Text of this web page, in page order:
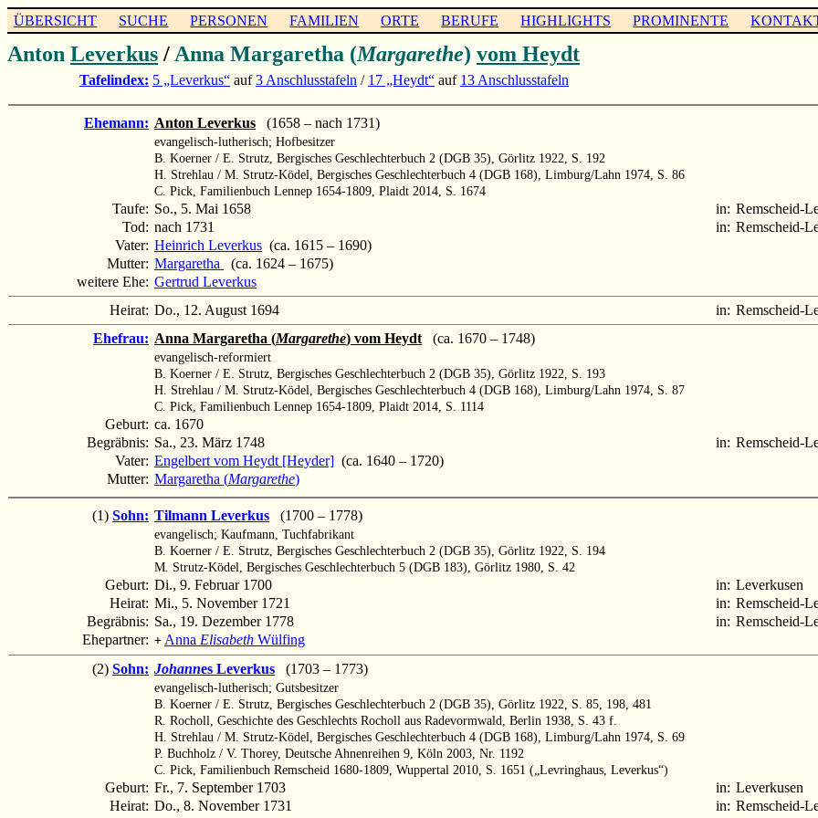
ÜBERSICHT SUCHE PERSONEN FAMILIEN ORTE BERUFE HIGHLIGHTS PROMINENTE
Anton Leverkus / Anna Margaretha (Margarethe) vom Heydt
Tafelindex: 5 „Leverkus“ auf3 Anschlusstafeln / 17 „Heydt“ auf 13 Anschlusstafeln
Ehemann: Anton Leverkus (1658 – nach 1731)
evangelisch-lutherisch; Hofbesitzer
B. Koerner / E. Strutz, Bergisches Geschlechterbuch 2 (DGB 35), Görlitz 1922, S. 192
H. Strehlau / M. Strutz-Ködel, Bergisches Geschlechterbuch 4 (DGB 168), Limburg/Lahn 1974, S. 86
C. Pick, Familienbuch Lennep 1654-1809, Plaidt 2014, S. 1674
Taufe: So., 5. Mai 1658 in: Remscheid-
Tod: nach 1731 in: Remscheid-
Vater: Heinrich Leverkus (ca. 1615 – 1690)
Mutter: Margaretha
(ca. 1624 – 1675)
weitere Ehe: Gertrud Leverkus
Heirat: Do., 12. August 1694 in: Remscheid-
Ehefrau: Anna Margaretha (Margarethe) vom Heydt (ca. 1670 – 1748)
evangelisch-reformiert
B. Koerner / E. Strutz, Bergisches Geschlechterbuch 2 (DGB 35), Görlitz 1922, S. 193
H. Strehlau / M. Strutz-Ködel, Bergisches Geschlechterbuch 4 (DGB 168), Limburg/Lahn 1974, S. 87
C. Pick, Familienbuch Lennep 1654-1809, Plaidt 2014, S. 1114
Geburt: ca. 1670
Begräbnis: Sa., 23. März 1748 in: Remscheid-
Vater: Engelbert vom Heydt [Heyder] (ca. 1640 – 1720)
Mutter: Margaretha (Margarethe)
(1) Sohn: Tilmann Leverkus (1700 – 1778)
evangelisch; Kaufmann, Tuchfabrikant
B. Koerner / E. Strutz, Bergisches Geschlechterbuch 2 (DGB 35), Görlitz 1922, S. 194
M. Strutz-Ködel, Bergisches Geschlechterbuch 5 (DGB 183), Görlitz 1980, S. 42
Geburt: Di., 9. Februar 1700 in: Leverkusen
Heirat: Mi., 5. November 1721 in: Remscheid-
Begräbnis: Sa., 19. Dezember 1778 in: Remscheid-
Ehepartner: + Anna Elisabeth Wülfing
(2) Sohn: Johannes Leverkus (1703 – 1773)
evangelisch-lutherisch; Gutsbesitzer
B. Koerner / E. Strutz, Bergisches Geschlechterbuch 2 (DGB 35), Görlitz 1922, S. 85, 198, 481
R. Rocholl, Geschichte des Geschlechts Rocholl aus Radevormwald, Berlin 1938, S. 43 f.
H. Strehlau / M. Strutz-Ködel, Bergisches Geschlechterbuch 4 (DGB 168), Limburg/Lahn 1974, S. 69
P. Buchholz / V. Thorey, Deutsche Ahnenreihen 9, Köln 2003, Nr. 1192
C. Pick, Familienbuch Remscheid 1680-1809, Wuppertal 2010, S. 1651 („Levringhaus, Leverkus“)
Geburt: Fr., 7. September 1703 in: Leverkusen
Heirat: Do., 8. November 1731 in: Remscheid-